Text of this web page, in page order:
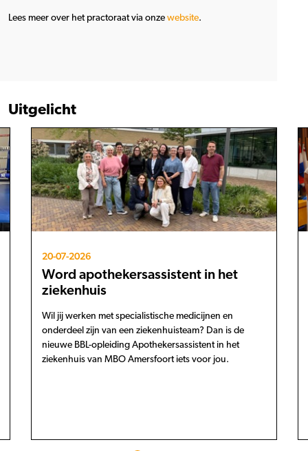
Lees meer over het practoraat via onze website.
Uitgelicht
20-07-2026
Word apothekersassistent in het
ziekenhuis
Wil jij werken met specialistische medicijnen en
onderdeel zijn van een ziekenhuisteam? Dan is de
nieuwe BBL-opleiding Apothekersassistent in het
ziekenhuis van MBO Amersfoort iets voor jou.